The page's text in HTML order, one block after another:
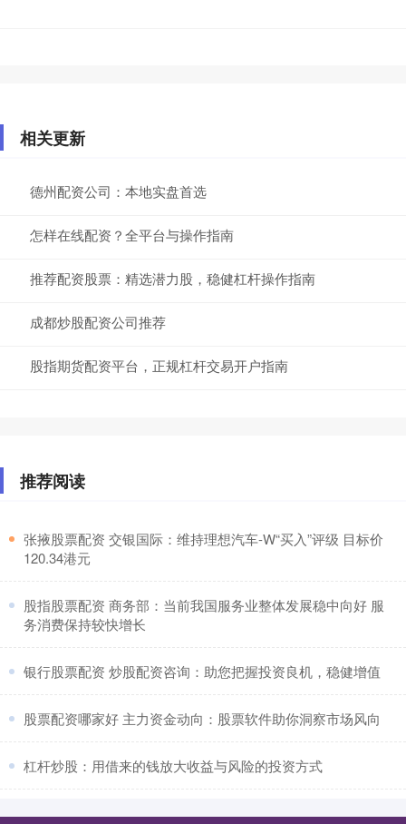
相关更新
德州配资公司：本地实盘首选
怎样在线配资？全平台与操作指南
推荐配资股票：精选潜力股，稳健杠杆操作指南
成都炒股配资公司推荐
股指期货配资平台，正规杠杆交易开户指南
推荐阅读
​张掖股票配资 交银国际：维持理想汽车-W“买入”评级 目标价
120.34港元
​股指股票配资 商务部：当前我国服务业整体发展稳中向好 服
务消费保持较快增长
​银行股票配资 炒股配资咨询：助您把握投资良机，稳健增值
​股票配资哪家好 主力资金动向：股票软件助你洞察市场风向
​杠杆炒股：用借来的钱放大收益与风险的投资方式